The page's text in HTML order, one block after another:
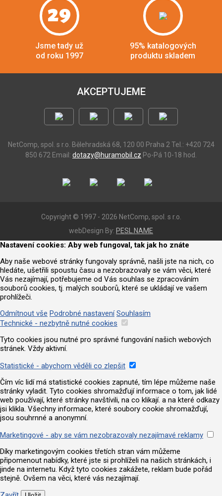
29
Jsme tady už
od roku 1997
95% katalogových
produktu skladem
AKCEPTUJEME
NetComp, spol. s r.o. Bělehradská 68, 120 00 Praha 2 Tel.: +420 724
850 672 Email: dotazy@huramobil.cz Po-Pá 10-18 hod.
Copyright © 1997 - 2026 NetComp, spol. s r.o.
webDesign By: PESL.NAME
Nastavení cookies: Aby web fungoval, tak jak ho znáte
Aby naše webové stránky fungovaly správně, našli jste na nich, co
hledáte, ušetřili spoustu času a nezobrazovaly se vám věci, které
Vás nezajímají, potřebujeme od Vás souhlas se zpracováním
souborů cookies, tj. malých souborů, které se ukládají ve vašem
prohlížeči.
Odmítnout vše Podrobné nastavení Souhlasím
Technické - nezbytně nutné cookies
Tyto cookies jsou nutné pro správné fungování našich webových
stránek. Vždy aktivní.
Statistické - abychom věděli co zlepšit
Čím víc lidí má statistické cookies zapnuté, tím lépe můžeme naše
stránky vyladit. Tyto cookies shromažďují informace o tom, jak lidé
web používají, které stránky navštívili, na co klikají. a na které odkazy
jsi klikla. Všechny informace, které soubory cookie shromažďují,
jsou souhrnné a anonymní.
Marketingové - aby se vám nezobrazovaly nezajímavé reklamy
Díky marketingovým cookies třetích stran vám můžeme
připomenout nabídky, které jste si prohlíželi na našich stránkách, i
jinde na internetu. Když tyto cookies zakážete, reklam bude pořád
stejně. Ovšem na věci, které vás nezajímají.